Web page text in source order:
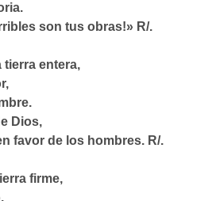
son tus obras!» R/.
tierra entera,
Dios,
favor de los hombres. R/.
firme,